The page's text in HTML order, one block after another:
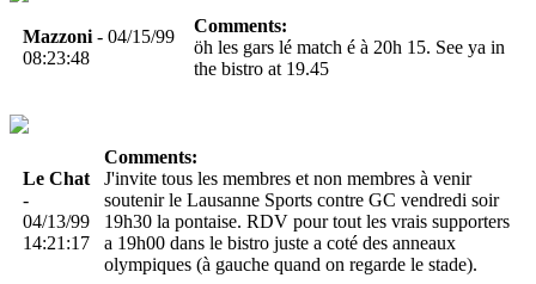
Mazzoni - 04/15/99
08:23:48
Comments:
öh les gars lé match é à 20h 15. See ya in
the bistro at 19.45
Le Chat
-
04/13/99
14:21:17
Comments:
J'invite tous les membres et non membres à venir
soutenir le Lausanne Sports contre GC vendredi soir
19h30 la pontaise. RDV pour tout les vrais supporters
a 19h00 dans le bistro juste a coté des anneaux
olympiques (à gauche quand on regarde le stade).